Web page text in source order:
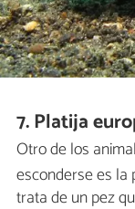
7. Platija
Otro de los
esconderse es la
trata de un pez